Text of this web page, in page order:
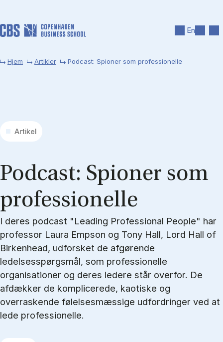
En
Hjem Artikler Podcast: Spioner som professionelle
Artikel
Po­dcast: Spio­ner som
pro­fes­sio­nel­le
I deres podcast "Leading Professional People" har
professor Laura Empson og Tony Hall, Lord Hall of
Birkenhead, udforsket de afgørende
ledelsesspørgsmål, som professionelle
organisationer og deres ledere står overfor. De
afdækker de komplicerede, kaotiske og
overraskende følelsesmæssige udfordringer ved at
lede professionelle.